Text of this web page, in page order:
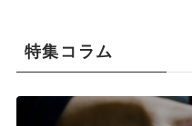
特集コラム